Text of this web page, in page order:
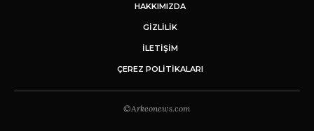
HAKKIMIZDA
GİZLİLİK
İLETIŞIM
ÇEREZ POLITIKALARI
©Arkeonews.com